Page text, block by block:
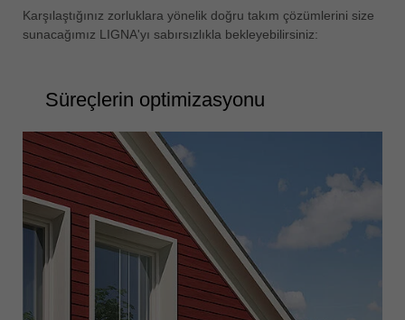
Karşılaştığınız zorluklara yönelik doğru takım çözümlerini size
sunacağımız LIGNA'yı sabırsızlıkla bekleyebilirsiniz:
Süreçlerin optimizasyonu